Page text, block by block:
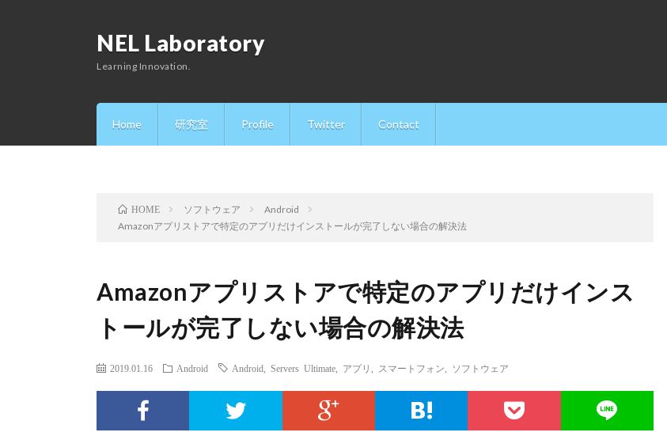
NEL Laboratory
Learning Innovation.
Home 研究室 Profile Twitter Contact
HOME ソフトウェア
Android
Amazonアプリストアで特定のアプリだけインストールが完了しない場合の解決法
Amazonアプリストアで特定のアプリだけインス
トールが完了しない場合の解決法
2019.01.16 Android Android Servers Ultimate アプリ スマートフォン ソフトウェア